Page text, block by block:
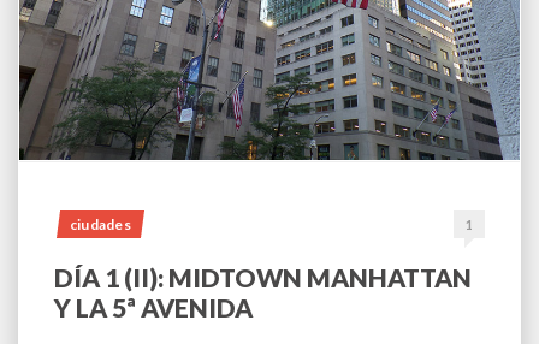
ciudades 1
DÍA 1 (II): MIDTOWN MANHATTAN
Y LA 5ª AVENIDA